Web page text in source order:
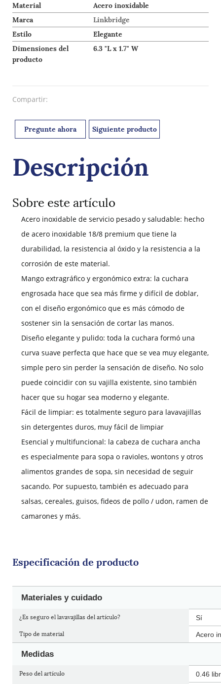
Material
Acero inoxidable
Marca
Linkbridge
Estilo
Elegante
Dimensiones del
producto
6.3 "L x 1.7" W
Compartir:
Pregunte ahora Siguiente producto
Descripción
Sobre este artículo
Acero inoxidable de servicio pesado y saludable: hecho
de acero inoxidable 18/8 premium que tiene la
durabilidad, la resistencia al óxido y la resistencia a la
corrosión de este material.
Mango extragráfico y ergonómico extra: la cuchara
engrosada hace que sea más firme y difícil de doblar,
con el diseño ergonómico que es más cómodo de
sostener sin la sensación de cortar las manos.
Diseño elegante y pulido: toda la cuchara formó una
curva suave perfecta que hace que se vea muy elegante,
simple pero sin perder la sensación de diseño. No solo
puede coincidir con su vajilla existente, sino también
hacer que su hogar sea moderno y elegante.
Fácil de limpiar: es totalmente seguro para lavavajillas
sin detergentes duros, muy fácil de limpiar
Esencial y multifuncional: la cabeza de cuchara ancha
es especialmente para sopa o ravioles, wontons y otros
alimentos grandes de sopa, sin necesidad de seguir
sacando. Por supuesto, también es adecuado para
salsas, cereales, guisos, fideos de pollo / udon, ramen de
camarones y más.
Especificación de producto
Materiales y cuidado
¿Es seguro el lavavajillas del artículo? Sí
Tipo de material Acero
Medidas
Peso del artículo 0.46